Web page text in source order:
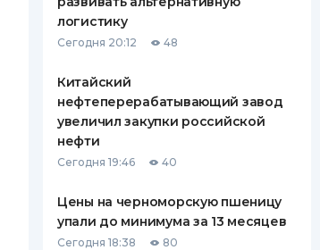
логистику
Сегодня 20:12 48
Китайский
нефтеперерабатывающий завод
увеличил закупки российской
нефти
Сегодня 19:46 40
Цены на черноморскую пшеницу
упали до минимума за 13 месяцев
Сегодня 18:38 80